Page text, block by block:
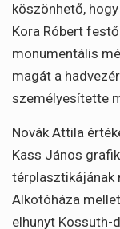
köszönhető,
Kora Róbert
monumentális
magát a
személyesítette
Novák Attila
Kass János
térplasztikájának
Alkotóháza
elhunyt Kossuth-